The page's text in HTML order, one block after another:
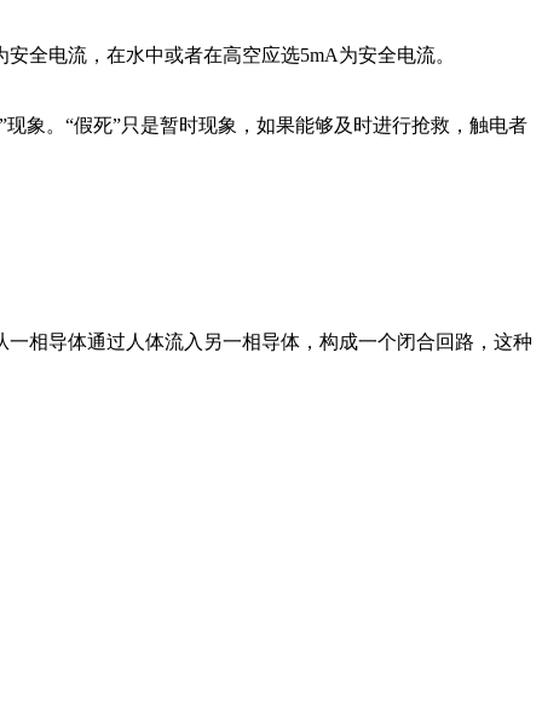
全电流，在水中或者在高空应选5mA为安全电流。
象。“假死”只是暂时现象，如果能够及时进行抢救，触电者
相导体通过人体流入另一相导体，构成一个闭合回路，这种